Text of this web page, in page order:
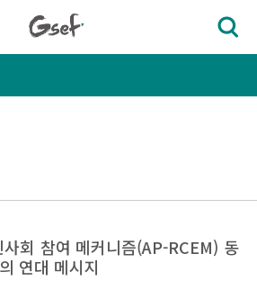
회 참여 메커니즘(AP-RCEM) 동
연대 메시지